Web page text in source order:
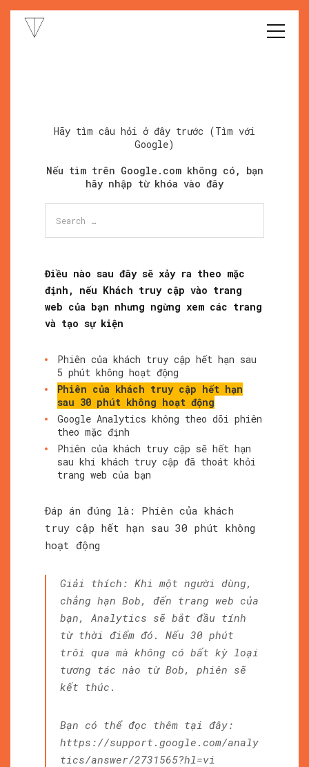
Hãy tìm câu hỏi ở đây trước (Tìm với
Google)
Nếu tìm trên Google.com không có, bạn
hãy nhập từ khóa vào đây
Điều nào sau đây sẽ xảy ra theo mặc
định, nếu Khách truy cập vào trang
web của bạn nhưng ngừng xem các trang
và tạo sự kiện
Phiên của khách truy cập hết hạn sau
5 phút không hoạt động
Phiên của khách truy cập hết hạn
sau 30 phút không hoạt động
Google Analytics không theo dõi phiên
theo mặc định
Phiên của khách truy cập sẽ hết hạn
sau khi khách truy cập đã thoát khỏi
trang web của bạn
Đáp án đúng là: Phiên của khách
truy cập hết hạn sau 30 phút không
hoạt động
Giải thích: Khi một người dùng,
chẳng hạn Bob, đến trang web của
bạn, Analytics sẽ bắt đầu tính
từ thời điểm đó. Nếu 30 phút
trôi qua mà không có bất kỳ loại
tương tác nào từ Bob, phiên sẽ
kết thúc.
Bạn có thể đọc thêm tại đây:
https://support.google.com/analy
tics/answer/2731565?hl=vi